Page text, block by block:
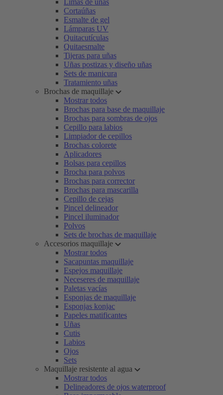
Limas de uñas
Cortaúñas
Esmalte de gel
Lámparas UV
Quitacutículas
Quitaesmalte
Tijeras para uñas
Uñas postizas y diseño uñas
Sets de manicura
Tratamiento uñas
Brochas de maquillaje
Mostrar todos
Brochas para base de maquillaje
Brochas para sombras de ojos
Cepillo para labios
Limpiador de cepillos
Brochas colorete
Aplicadores
Bolsas para cepillos
Brocha para polvos
Brochas para corrector
Brochas para mascarilla
Cepillo de cejas
Pincel delineador
Pincel iluminador
Polvos
Sets de brochas de maquillaje
Accesorios maquillaje
Mostrar todos
Sacapuntas maquillaje
Espejos maquillaje
Neceseres de maquillaje
Paletas vacías
Esponjas de maquillaje
Esponjas konjac
Papeles matificantes
Uñas
Cutis
Labios
Ojos
Sets
Maquillaje resistente al agua
Mostrar todos
Delineadores de ojos waterproof